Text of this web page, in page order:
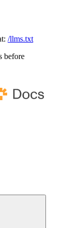
/llms.txt
before